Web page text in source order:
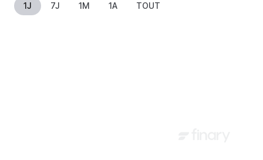
1J 7J 1M 1A TOUT